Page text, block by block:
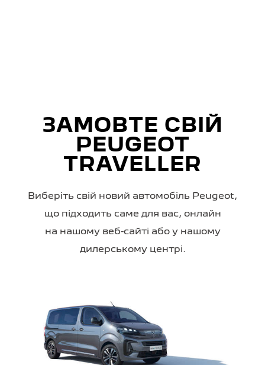
ЗАМОВТЕ СВІЙ
PEUGEOT
TRAVELLER
Виберіть свій новий автомобіль Peugeot,
що підходить саме для вас, онлайн
на нашому веб-сайті або у нашому
дилерському центрі.